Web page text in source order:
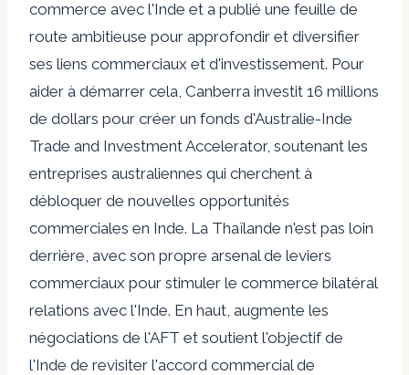
commerce avec l'Inde et a publié une feuille de
route ambitieuse pour approfondir et diversifier
ses liens commerciaux et d'investissement. Pour
aider à démarrer cela, Canberra investit 16 millions
de dollars pour créer un fonds d'Australie-Inde
Trade and Investment Accelerator, soutenant les
entreprises australiennes qui cherchent à
débloquer de nouvelles opportunités
commerciales en Inde. La Thaïlande n'est pas loin
derrière, avec son propre arsenal de leviers
commerciaux pour stimuler le commerce bilatéral
relations avec l'Inde. En haut, augmente les
négociations de l'AFT et soutient l'objectif de
l'Inde de revisiter l'accord commercial de